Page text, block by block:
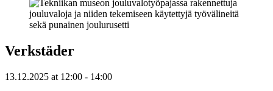
Verkstäder
13.12.2025 at 12:00 - 14:00